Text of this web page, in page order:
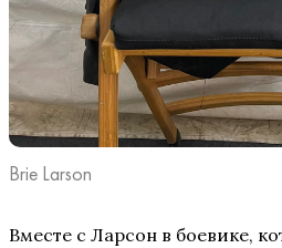
Brie Larson
Вместе с Ларсон в боевике,